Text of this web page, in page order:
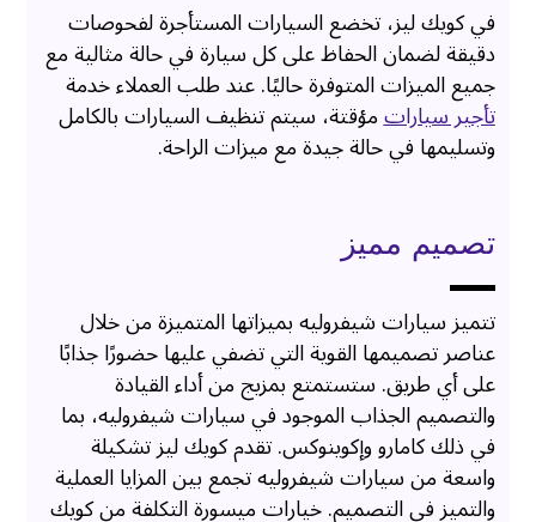
في كويك ليز، تخضع السيارات المستأجرة لفحوصات
دقيقة لضمان الحفاظ على كل سيارة في حالة مثالية مع
جميع الميزات المتوفرة حاليًا. عند طلب العملاء خدمة
تأجير سياراتمؤقتة، سيتم تنظيف السيارات بالكامل
وتسليمها في حالة جيدة مع ميزات الراحة.
تصميم مميز
تتميز سيارات شيفروليه بميزاتها المتميزة من خلال
عناصر تصميمها القوية التي تضفي عليها حضورًا جذابًا
على أي طريق. ستستمتع بمزيج من أداء القيادة
والتصميم الجذاب الموجود في سيارات شيفروليه، بما
في ذلك كامارو وإكوينوكس. تقدم كويك ليز تشكيلة
واسعة من سيارات شيفروليه تجمع بين المزايا العملية
والتميز في التصميم. خيارات ميسورة التكلفة من كويك